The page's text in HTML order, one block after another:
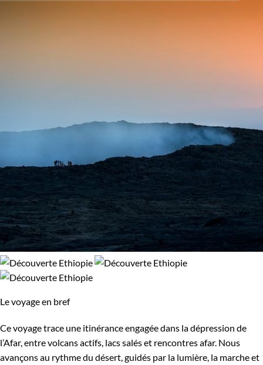
dans les pas des premiers hommes. Trésor de l’histoire de
l’humanité, la vallée, et en particulier la région du
, est également trésor ethnographique. Ce territoire
relativement limité est au croisement des cultures : Hamer,
Borana, Konso, Mursi...
Nos treks en Éthiopievous permettront aussi de plonger
dans une culture chrétienne très particulière: Lalibela,
"l'autre Jérusalem", vous surprendra par ces
onze églises
rupestres . Vous pourrez aussi assister aux cérémonies du
Timkat et à celles du Gheralta. L'histoire et la culture
résonneront encore dans les châteaux de Gondar.
Guide de voyage Ethiopie
Forêts, collines, rivières et lacs
Montagne
Patrimoine et Nature
Le voyage en bref
Ce voyage trace une itinérance engagée dans la dépression de
l’Afar, entre volcans actifs, lacs salés et rencontres afar. Nous
avançons au rythme du désert, guidés par la lumière, la marche et